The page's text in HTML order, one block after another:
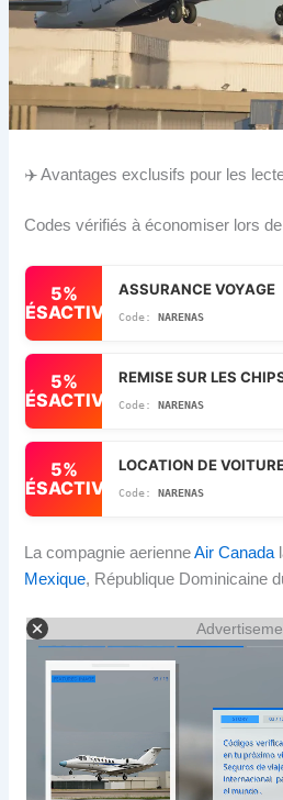
✈️ Avantages exclusifs pour les
Codes vérifiés à économiser lors
5%
DÉSACTIVÉ
ASSURANCE VOYAGE
NARENAS
5%
DÉSACTIVÉ
REMISE SUR LES
NARENAS
5%
DÉSACTIVÉ
LOCATION DE
NARENAS
La compagnie aerienneAir Canada
Mexique, République Dominicaine